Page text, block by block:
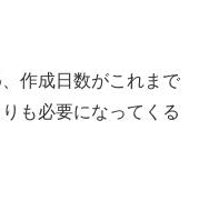
作成日数がこれまで
も必要になってくる